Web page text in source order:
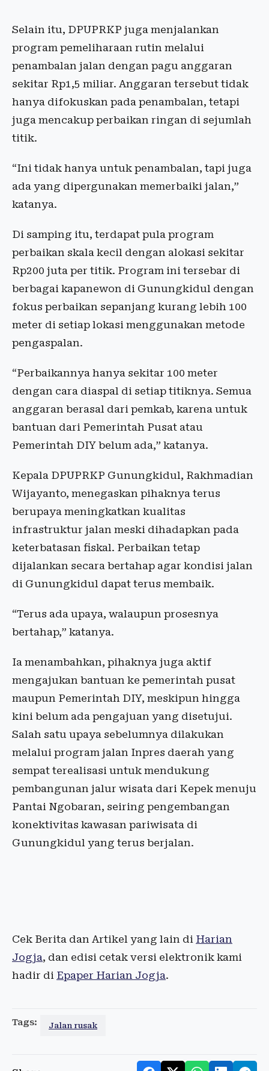
Selain itu, DPUPRKP juga menjalankan
program pemeliharaan rutin melalui
penambalan jalan dengan pagu anggaran
sekitar Rp1,5 miliar. Anggaran tersebut tidak
hanya difokuskan pada penambalan, tetapi
juga mencakup perbaikan ringan di sejumlah
titik.
“Ini tidak hanya untuk penambalan, tapi juga
ada yang dipergunakan memerbaiki jalan,”
katanya.
Di samping itu, terdapat pula program
perbaikan skala kecil dengan alokasi sekitar
Rp200 juta per titik. Program ini tersebar di
berbagai kapanewon di Gunungkidul dengan
fokus perbaikan sepanjang kurang lebih 100
meter di setiap lokasi menggunakan metode
pengaspalan.
“Perbaikannya hanya sekitar 100 meter
dengan cara diaspal di setiap titiknya. Semua
anggaran berasal dari pemkab, karena untuk
bantuan dari Pemerintah Pusat atau
Pemerintah DIY belum ada,” katanya.
Kepala DPUPRKP Gunungkidul, Rakhmadian
Wijayanto, menegaskan pihaknya terus
berupaya meningkatkan kualitas
infrastruktur jalan meski dihadapkan pada
keterbatasan fiskal. Perbaikan tetap
dijalankan secara bertahap agar kondisi jalan
di Gunungkidul dapat terus membaik.
“Terus ada upaya, walaupun prosesnya
bertahap,” katanya.
Ia menambahkan, pihaknya juga aktif
mengajukan bantuan ke pemerintah pusat
maupun Pemerintah DIY, meskipun hingga
kini belum ada pengajuan yang disetujui.
Salah satu upaya sebelumnya dilakukan
melalui program jalan Inpres daerah yang
sempat terealisasi untuk mendukung
pembangunan jalur wisata dari Kepek menuju
Pantai Ngobaran, seiring pengembangan
konektivitas kawasan pariwisata di
Gunungkidul yang terus berjalan.
Cek Berita dan Artikel yang lain di Harian
Jogja, dan edisi cetak versi elektronik kami
hadir di Epaper Harian Jogja.
Tags: Jalan rusak